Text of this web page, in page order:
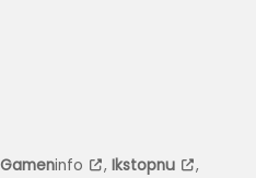
Gameninfo , Ikstopnu ,